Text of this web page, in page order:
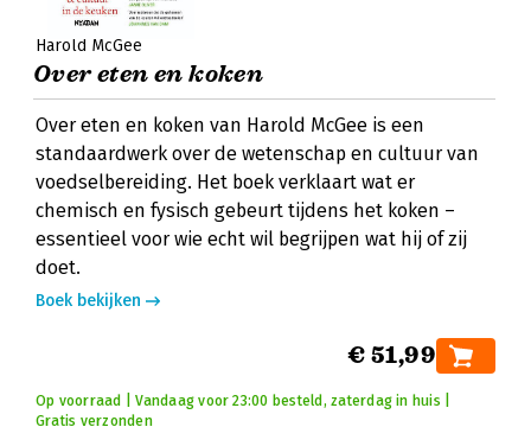
Harold McGee
Over eten en koken
Over eten en koken van Harold McGee is een
standaardwerk over de wetenschap en cultuur van
voedselbereiding. Het boek verklaart wat er
chemisch en fysisch gebeurt tijdens het koken –
essentieel voor wie echt wil begrijpen wat hij of zij
doet.
Boek bekijken
€ 51,99
Op voorraad | Vandaag voor 23:00 besteld, zaterdag in huis |
Gratis verzonden